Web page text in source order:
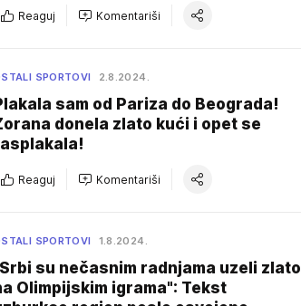
Reaguj Komentariši
SPORTOVI 2.8.2024.
sam od Pariza do Beograda!
donela zlato kući i opet se
Reaguj Komentariši
SPORTOVI 1.8.2024.
su nečasnim radnjama uzeli zlato
Olimpijskim igrama": Tekst